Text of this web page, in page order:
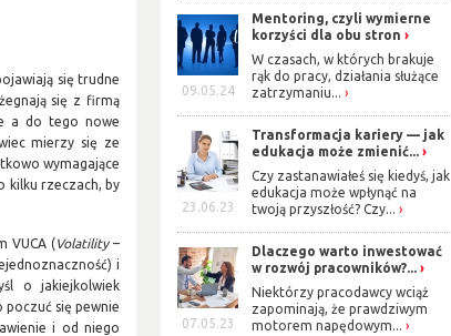
się trudne
się z firmą
a do tego nowe
mierzy się ze
wymagające
kilku rzeczach, by
VUCA (Volatility–
i
o jakiejkolwiek
się pewnie
i od niego
09.05.24
Mentoring, czyli wymierne
korzyści dla obu stron
W czasach, w których brakuje
rąk do pracy, działania służące
zatrzymaniu...
23.06.23
Transformacja kariery — jak
edukacja może zmienić...
Czy zastanawiałeś się kiedyś, jak
edukacja może wpłynąć na
twoją przyszłość? Czy...
07.05.23
Dlaczego warto inwestować
w rozwój pracowników?...
Niektórzy pracodawcy wciąż
zapominają, że prawdziwym
motorem napędowym...